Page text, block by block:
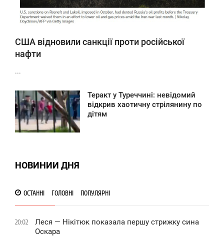
США відновили санкції проти російської
нафти
...
Теракт у Туреччині: невідомий
відкрив хаотичну стрілянину по
дітям
НОВИНИИ ДНЯ
ОСТАННІ ГОЛОВНІ ПОПУЛЯРНІ
20:02
Леся — Нікітюк показала першу стрижку сина
Оскара